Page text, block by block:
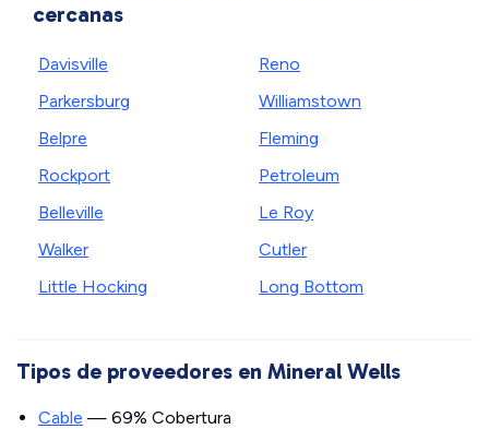
cercanas
Davisville
Parkersburg
Belpre
Rockport
Belleville
Walker
Little Hocking
Reno
Williamstown
Fleming
Petroleum
Le Roy
Cutler
Long Bottom
Tipos de proveedores en Mineral Wells
Cable — 69% Cobertura